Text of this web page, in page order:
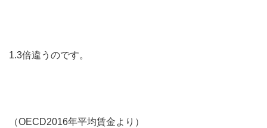
1.3倍違うのです。
（OECD2016年平均賃金より）